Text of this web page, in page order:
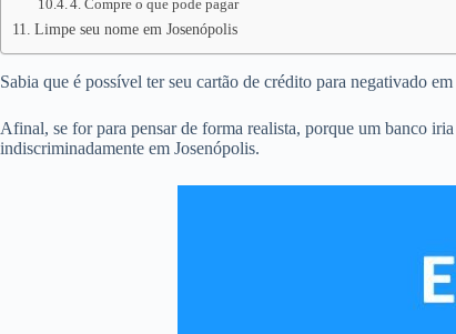
4. Compre o que pode pagar
Limpe seu nome em Josenópolis
Sabia que é possível ter seu cartão de crédito para negativado
Afinal, se for para pensar de forma realista, porque um banco
indiscriminadamente em Josenópolis.